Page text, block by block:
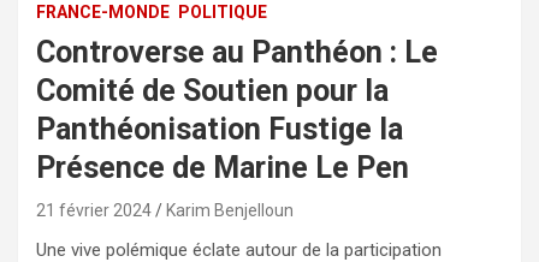
FRANCE-MONDE POLITIQUE
Controverse au Panthéon : Le
Comité de Soutien pour la
Panthéonisation Fustige la
Présence de Marine Le Pen
21 février 2024 Karim Benjelloun
Une vive polémique éclate autour de la participation